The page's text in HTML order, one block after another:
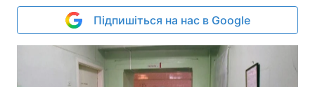
Підпишіться на нас в Google